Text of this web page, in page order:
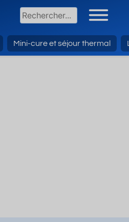
Mini-cure et séjour thermal